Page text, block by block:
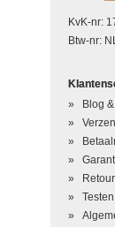
Uw
Beoordeling
KvK-nr:
Btw-nr:
Blog